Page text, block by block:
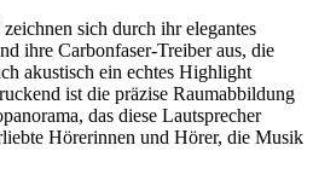
sich durch ihr elegantes
ihre Carbonfaser-Treiber aus, die
akustisch ein echtes Highlight
ist die präzise Raumabbildung
das diese Lautsprecher
Hörerinnen und Hörer, die Musik